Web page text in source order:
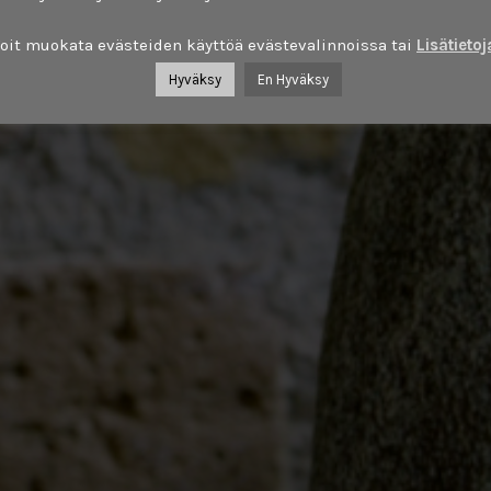
muokata evästeiden käyttöä evästevalinnoissa tai
Hyväksy En Hyväksy